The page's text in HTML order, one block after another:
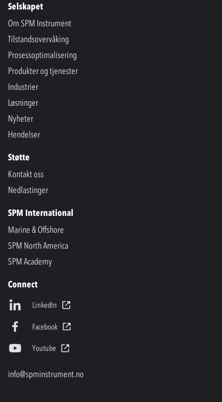
Selskapet
Om SPM Instrument
Tilstandsovervåking
Prosessoptimalisering
Produkter og tjenester
Industrier
Løsninger
Nyheter
Hendelser
Støtte
Kontakt oss
Nedlastinger
SPM International
Marine & Offshore
SPM North America
SPM Academy
Connect
LinkedIn
Facebook
Youtube
info@spminstrument.no